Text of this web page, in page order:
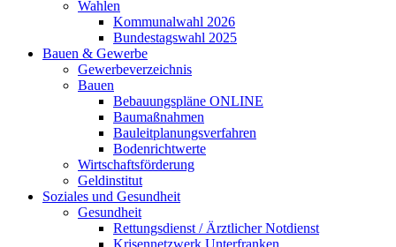
Wahlen
Kommunalwahl 2026
Bundestagswahl 2025
Bauen & Gewerbe
Gewerbeverzeichnis
Bauen
Bebauungspläne ONLINE
Baumaßnahmen
Bauleitplanungsverfahren
Bodenrichtwerte
Wirtschaftsförderung
Geldinstitut
Soziales und Gesundheit
Gesundheit
Rettungsdienst / Ärztlicher Notdienst
Krisennetzwerk Unterfranken